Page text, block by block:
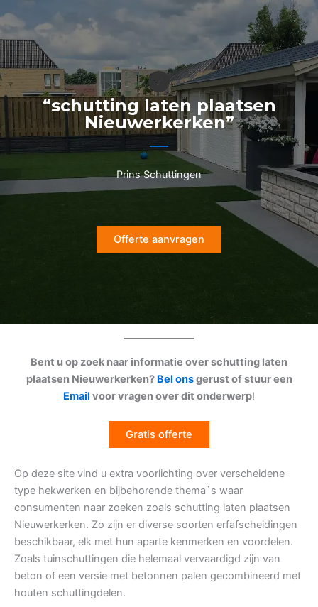
naar
de
inhoud
“schutting laten plaatsen
Nieuwerkerken”
Prins Schuttingen
Offerte aanvragen
Bent u op zoek naar informatie over schutting laten
plaatsen Nieuwerkerken? Bel onsgerust of stuur een
Email voor vragen over dit onderwerp!
Gratis offerte
Op deze site vind u extra voorlichting over verscheidene
type hekwerken en bijbehorende thema`s waar
consumenten naar zoeken zoals schutting laten plaatsen
Nieuwerkerken. Zo zijn er diverse soorten erfafscheidingen
beschikbaar, elk met hun aparte kenmerken en voordelen.
Zoals tuinschuttingen die helemaal vervaardigd zijn van
beton of een versie met betonnen palen gecombineerd met
houten schuttingdelen.